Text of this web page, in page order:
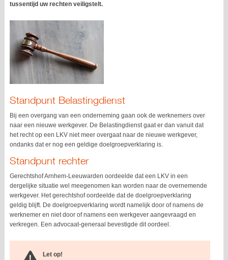
tussentijd uw rechten veiligstelt.
Standpunt Belastingdienst
Bij een overgang van een onderneming gaan ook de werknemers over
naar een nieuwe werkgever. De Belastingdienst gaat er dan vanuit dat
het recht op een LKV niet meer overgaat naar de nieuwe werkgever,
ondanks dat er nog een geldige doelgroepverklaring is.
Standpunt rechter
Gerechtshof Arnhem-Leeuwarden oordeelde dat een LKV in een
dergelijke situatie wel meegenomen kan worden naar de overnemende
werkgever. Het gerechtshof oordeelde dat de doelgroepverklaring
geldig blijft. De doelgroepverklaring wordt namelijk door of namens de
werknemer en niet door of namens een werkgever aangevraagd en
verkregen. Een advocaat-generaal bevestigde dit oordeel.
Let op!